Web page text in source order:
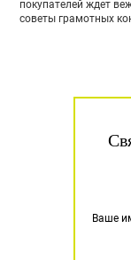
покупателей ждет
советы грамотных
Ваше